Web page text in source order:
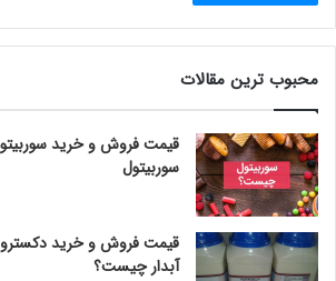
محبوب ترین مقالات
سوربیتول
قیمت فروش و خرید دکستروز
آبدار چیست؟